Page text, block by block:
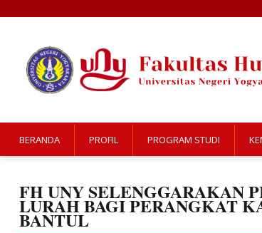
BERANDA PROFIL PROGRAM STUDI
FH UNY SELENGGARAKAN
LURAH BAGI PERANGKAT
BANTUL